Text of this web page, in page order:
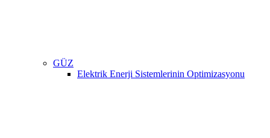
GÜZ
Elektrik Enerji Sistemlerinin Optimizasyonu